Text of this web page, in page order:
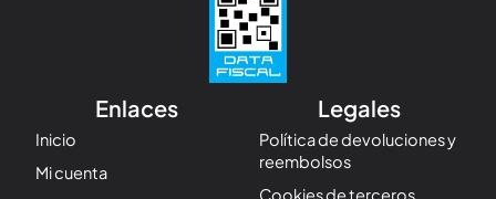
Enlaces
Inicio
Mi cuenta
Legales
Política de devoluciones y
reembolsos